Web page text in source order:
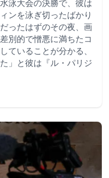
泳大会の決勝で、彼は
ンを泳ぎ切ったばかり
ったはずのその夜、画
別的で憎悪に満ちたコ
ていることが分かる、
」と彼は『ル・パリジ